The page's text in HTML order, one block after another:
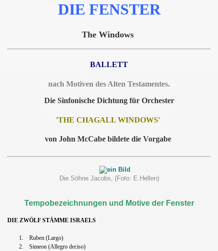
DIE FENSTER
The Windows
BALLETT
nach Motiven des Alten Testamentes.
Die Sinfonische Dichtung für Orchester
'THE CHAGALL WINDOWS'
von John McCabe bildete die Vorgabe
Die Söhne Jacobs, (Foto: E.Hellen)
Tempobezeichnungen und Motive der Fenster
DIE ZWÖLF STÄMME ISRAELS
1.
Ruben (Largo)
2.
Simeon (Allegro deciso)